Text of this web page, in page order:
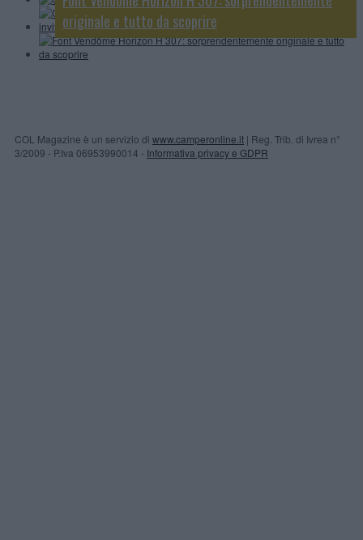
originale e tutto da scoprire
COL Magazine è un servizio di www.camperonline.it | Reg. Trib. di Ivrea n°
3/2009 - P.Iva 06953990014 - Informativa privacy e GDPR